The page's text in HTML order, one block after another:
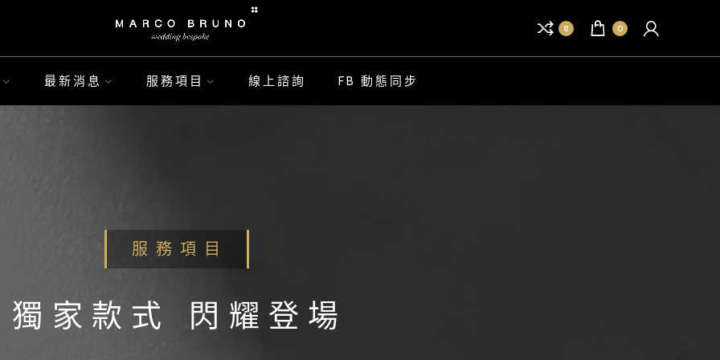
0 0
最新消息 服務項目 線上諮詢 FB 動態同步
服 務 項 目
獨家款式 閃耀登場